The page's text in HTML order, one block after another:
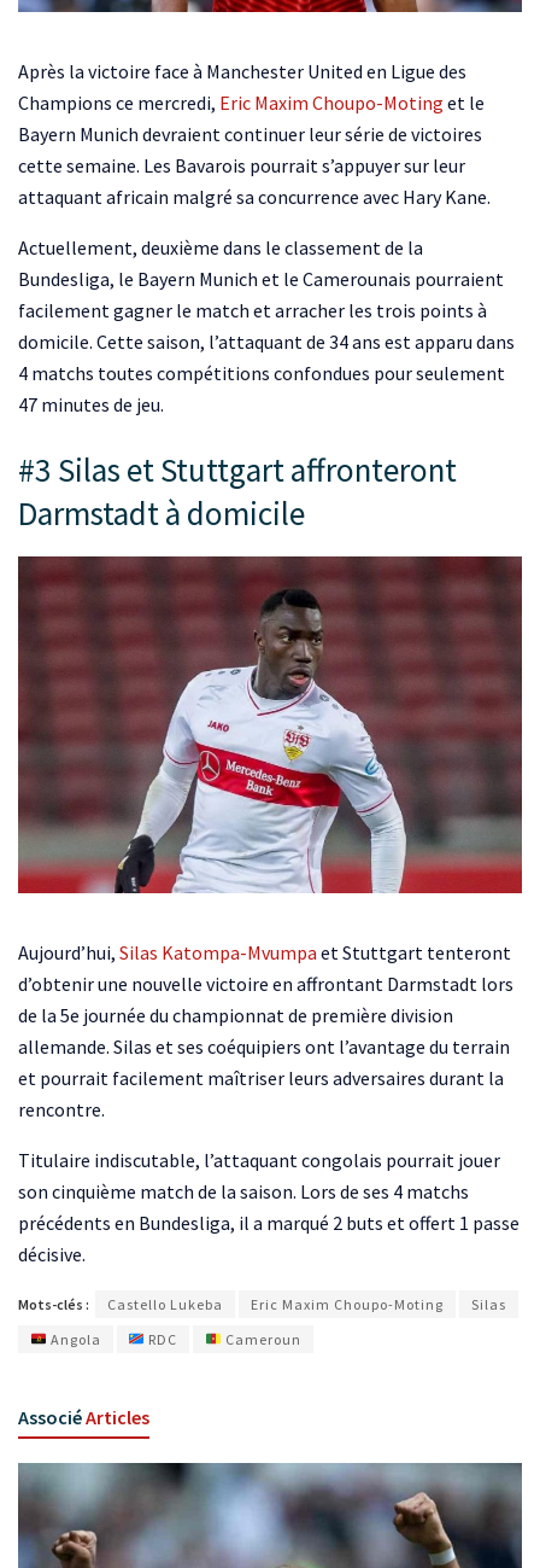
Après la victoire face à Manchester United en Ligue des
Champions ce mercredi, Eric Maxim Choupo-Moting et le
Bayern Munich devraient continuer leur série de victoires
cette semaine. Les Bavarois pourrait s’appuyer sur leur
attaquant africain malgré sa concurrence avec Hary Kane.
Actuellement, deuxième dans le classement de la
Bundesliga, le Bayern Munich et le Camerounais pourraient
facilement gagner le match et arracher les trois points à
domicile. Cette saison, l’attaquant de 34 ans est apparu dans
4 matchs toutes compétitions confondues pour seulement
47 minutes de jeu.
#3 Silas et Stuttgart affronteront
Darmstadt à domicile
Aujourd’hui, Silas Katompa-Mvumpa et Stuttgart tenteront
d’obtenir une nouvelle victoire en affrontant Darmstadt lors
de la 5e journée du championnat de première division
allemande. Silas et ses coéquipiers ont l’avantage du terrain
et pourrait facilement maîtriser leurs adversaires durant la
rencontre.
Titulaire indiscutable, l’attaquant congolais pourrait jouer
son cinquième match de la saison. Lors de ses 4 matchs
précédents en Bundesliga, il a marqué 2 buts et offert 1 passe
décisive.
Mots-clés : Castello Lukeba Eric Maxim Choupo-Moting
Silas
Angola
RDC Cameroun
AssociéArticles